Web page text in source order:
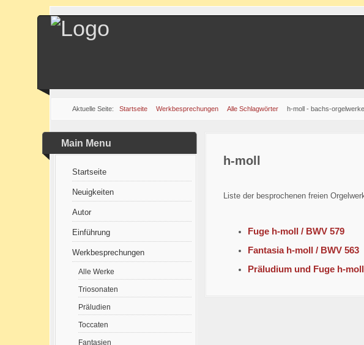
Aktuelle Seite:Startseite Werkbesprechungen Alle Schlagwörter h-moll - bachs-
Main Menu
Startseite
Neuigkeiten
Autor
Einführung
Werkbesprechungen
Alle Werke
Triosonaten
Präludien
Toccaten
Fantasien
h-moll
Liste der besprochenen freien
Fuge h-moll / BWV 579
Fantasia h-moll / BWV 563
Präludium und Fuge h-